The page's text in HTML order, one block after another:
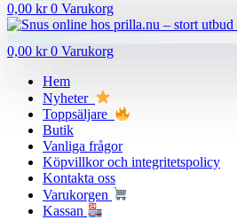
0,00 kr 0 Varukorg
0,00 kr 0 Varukorg
Hem
Nyheter
Toppsäljare
Butik
Vanliga frågor
Köpvillkor och integritetspolicy
Kontakta oss
Varukorgen
Kassan